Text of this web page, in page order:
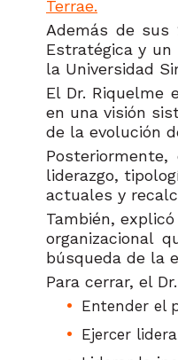
Terrae.
Además de sus
Estratégica y un
la Universidad
El Dr. Riquelme
en una visión
de la evolución
liderazgo,
actuales y
También,
organizacional
búsqueda de la
Para cerrar, el
Entender el
Ejercer